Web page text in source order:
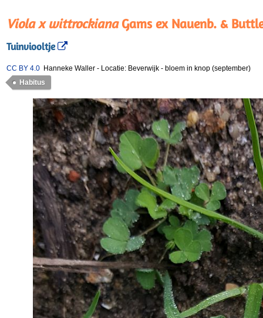
Viola x wittrockianaGams ex Nauenb. &
Tuinviooltje
CC BY 4.0 Hanneke Waller - Locatie: Beverwijk - bloem in knop (september)
Habitus